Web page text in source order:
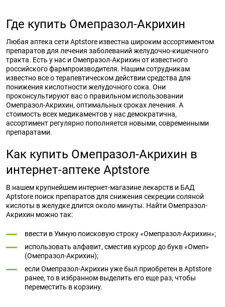
Где купить Омепразол-Акрихин
Любая аптека сети Aptstore известна широким ассортиментом
препаратов для лечения заболеваний желудочно-кишечного
тракта. Есть у нас и Омепразол-Акрихин от известного
российского фармпроизводителя. Нашим сотрудникам
известно все о терапевтическом действии средства для
понижения кислотности желудочного сока. Они
проконсультируют вас о правильном использовании
Омепразол-Акрихин, оптимальных сроках лечения. А
стоимость всех медикаментов у нас демократична,
ассортимент регулярно пополняется новыми, современными
препаратами.
Как купить Омепразол-Акрихин в
интернет-аптеке Aptstore
В нашем крупнейшем интернет-магазине лекарств и БАД
Aptstore поиск препаратов для снижения секреции соляной
кислоты в желудке длится около минуты. Найти Омепразол-
Акрихин можно так:
ввести в Умную поисковую строку «Омепразол-Акрихин»;
использовать алфавит, сместив курсор до букв «Омеп»
(Омепразол-Акрихин);
если Омепразол-Акрихин уже был приобретен в Aptstore
ранее, то в избранном выделить его еще раз, чтобы
переместить в корзину.